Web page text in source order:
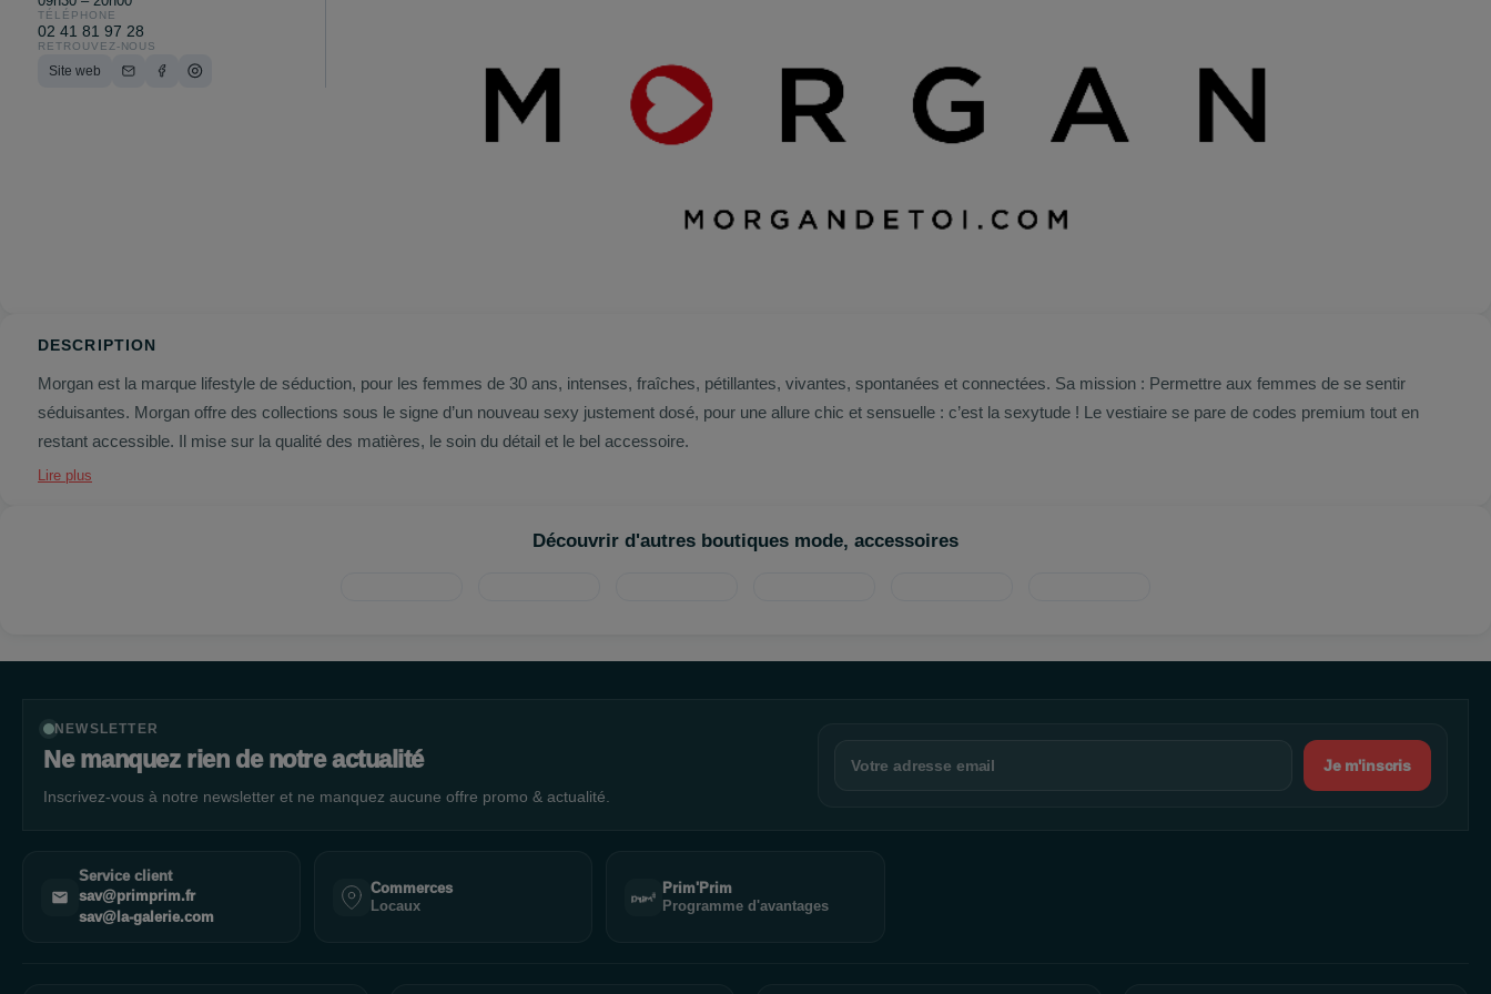
TÉLÉPHONE
02 41 81 97 28
RETROUVEZ-NOUS
Site web
DESCRIPTION
Morgan est la marque lifestyle de séduction, pour les femmes de 30 ans, intenses, fraîches, pétillantes, vivantes, spontanées et connectées. Sa mission : Permettre aux femmes de se sentir
séduisantes. Morgan offre des collections sous le signe d’un nouveau sexy justement dosé, pour une allure chic et sensuelle : c’est la sexytude ! Le vestiaire se pare de codes premium tout en
restant accessible. Il mise sur la qualité des matières, le soin du détail et le bel accessoire.
Lire plus
Découvrir d'autres boutiques mode, accessoires
NEWSLETTER
Ne manquez rien de notre actualité
Inscrivez-vous à notre newsletter et ne manquez aucune offre promo & actualité.
Je m'inscris
Service client
sav@primprim.fr
sav@la-galerie.com
Commerces
Locaux
Prim'Prim
Programme d'avantages